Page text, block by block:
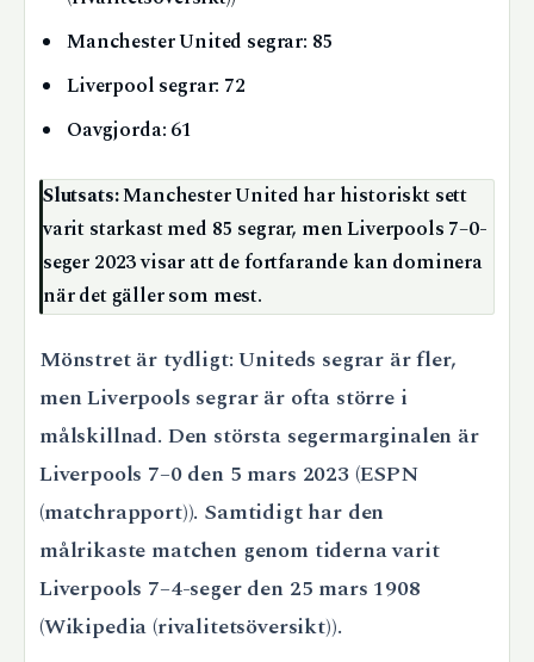
Manchester United segrar: 85
Liverpool segrar: 72
Oavgjorda: 61
Slutsats:Manchester United har historiskt sett
varit starkast med 85 segrar, men Liverpools 7–0-
seger 2023 visar att de fortfarande kan dominera
när det gäller som mest.
Mönstret är tydligt: Uniteds segrar är fler,
men Liverpools segrar är ofta större i
målskillnad. Den största segermarginalen är
Liverpools 7–0 den 5 mars 2023 (ESPN
(matchrapport)). Samtidigt har den
målrikaste matchen genom tiderna varit
Liverpools 7–4-seger den 25 mars 1908
(Wikipedia (rivalitetsöversikt)).